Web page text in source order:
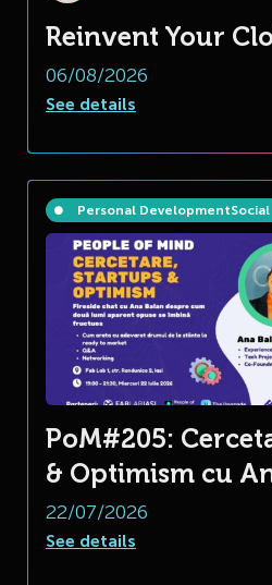
Reinvent Your
06/08/2026
See details
Personal DevelopmentSocial
PoM#205:
& Optimism cu
22/07/2026
See details